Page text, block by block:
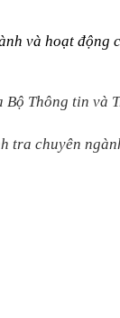
và hoạt động
Bộ Thông tin và
tra chuyên